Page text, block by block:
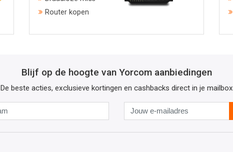
Router kopen
Blijf op de hoogte van Yorcom aanbiedingen
De beste acties, exclusieve kortingen en cashbacks direct in je mailbox
Jouw
e-
mailadres